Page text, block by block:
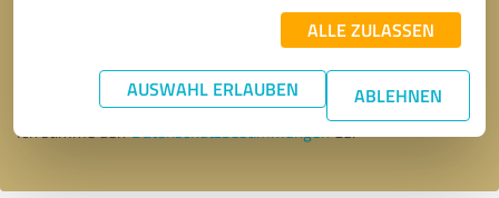
ALLE ZULASSEN
AUSWAHL ERLAUBEN ABLEHNEN
* Erforderliche Angaben
Nachricht senden
Ich stimme denDatenschutzbestimmungenzu.